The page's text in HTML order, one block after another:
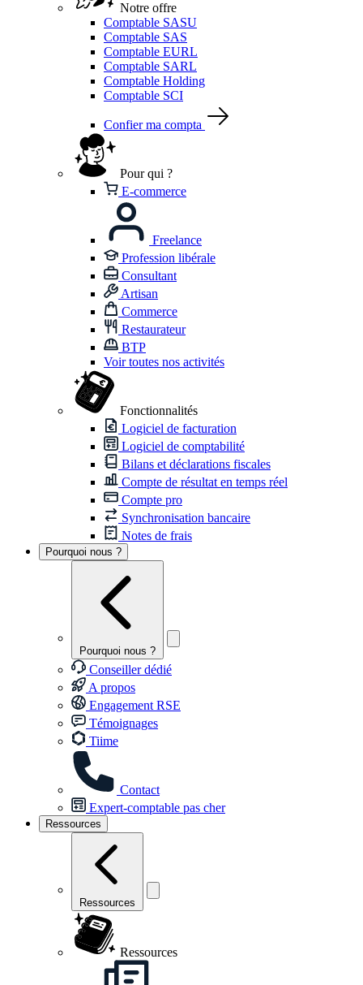
Notre offre
Comptable SASU
Comptable SAS
Comptable EURL
Comptable SARL
Comptable Holding
Comptable SCI
Confier ma compta
Pour qui ?
E-commerce
Freelance
Profession libérale
Consultant
Artisan
Commerce
Restaurateur
BTP
Voir toutes nos activités
Fonctionnalités
Logiciel de facturation
Logiciel de comptabilité
Bilans et déclarations fiscales
Compte de résultat en temps réel
Compte pro
Synchronisation bancaire
Notes de frais
Pourquoi nous ?
Pourquoi nous ?
Conseiller dédié
A propos
Engagement RSE
Témoignages
Tiime
Contact
Expert-comptable pas cher
Ressources
Ressources
Ressources